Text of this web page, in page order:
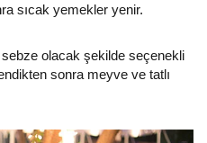
sıcak yemekler yenir.
olacak şekilde seçenekli
sonra meyve ve tatlı